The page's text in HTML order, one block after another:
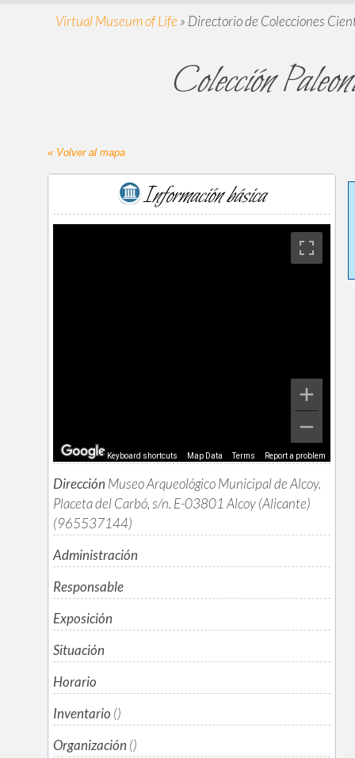
Virtual Museum of Life » Directorio de Colecciones
Colección
« Volver al mapa
Información básica
Keyboard shortcuts Map Data Terms Report a problem
Dirección Museo Arqueológico Municipal de Alcoy.
Placeta del Carbó, s/n. E-03801 Alcoy (Alicante)
(965537144)
Administración
Responsable
Exposición
Situación
Horario
Inventario ()
Organización ()